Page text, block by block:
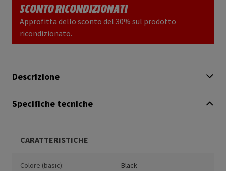
SCONTO RICONDIZIONATI
Approfitta dello sconto del 30% sul prodotto
ricondizionato.
Descrizione
Specifiche tecniche
CARATTERISTICHE
Colore (basic): Black